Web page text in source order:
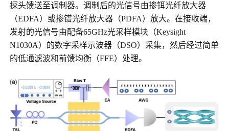
探头馈送至调制器。调制后的光信号由掺铒光纤放大器
（EDFA）或掺镨光纤放大器（PDFA）放大。在接收端，
发射的光信号由配备65GHz光采样模块（Keysight
N1030A）的数字采样示波器（DSO）采集，然后经过简单
的低通滤波和前馈均衡（FFE）处理。